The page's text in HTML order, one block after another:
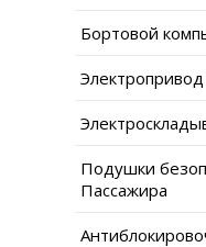
Бортовой
Электропривод
Подушки
Пассажира